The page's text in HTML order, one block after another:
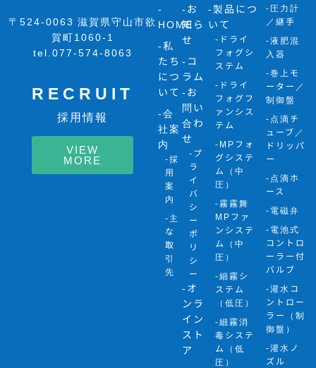
〒524-0063 滋賀県守山市欲
賀町1060-1
tel.077-574-8063
RECRUIT
採用情報
VIEW
MORE
-
HOME
-私
たち
につ
いて
-会
社案
内
-採
用
案
内
-主
な
取
引
先
-お
知ら
せ
-コ
ラム
-お
問い
合わ
せ
-プ
ラ
イ
バ
シ
ー
ポ
リ
シ
ー
-オ
ンラ
イン
スト
ア
-製品につ
いて
-ドライ
フォグシ
ステム
-ドライ
フォグフ
ァンシス
テム
-MPフォ
グシステ
ム（中
圧）
-霧霧舞
MPファ
ンシステ
ム（中
圧）
-細霧シ
ステム
（低圧）
-細霧消
毒システ
ム（低
圧）
-圧力計
／継手
-液肥混
入器
-巻上モ
ーター／
制御盤
-点滴チ
ューブ／
ドリッパ
ー
-点滴ホ
ース
-電磁弁
-電池式
コントロ
ーラー付
バルブ
-灌水コ
ントロー
ラー（制
御盤）
-灌水ノ
ズル